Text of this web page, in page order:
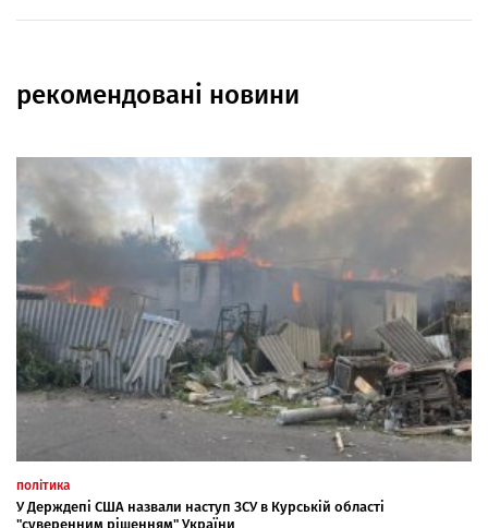
рекомендовані новини
політика
У Держдепі США назвали наступ ЗСУ в Курській області
"суверенним рішенням" України